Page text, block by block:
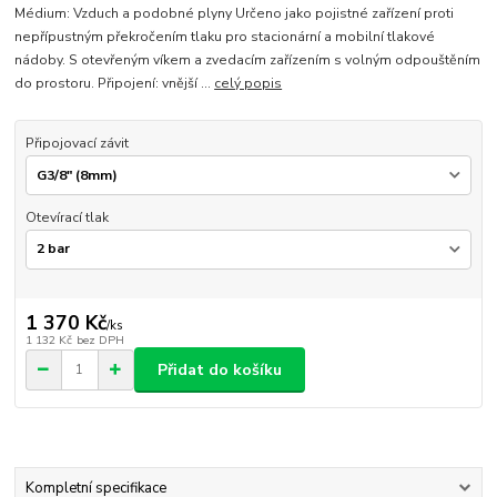
Médium: Vzduch a podobné plyny Určeno jako pojistné zařízení proti
nepřípustným překročením tlaku pro stacionární a mobilní tlakové
nádoby. S otevřeným víkem a zvedacím zařízením s volným odpouštěním
do prostoru. Připojení: vnější ... celý popis
Připojovací závit
Otevírací tlak
1 370 Kč/ks
1 132 Kč bez DPH
Přidat do košíku
Kompletní specifikace